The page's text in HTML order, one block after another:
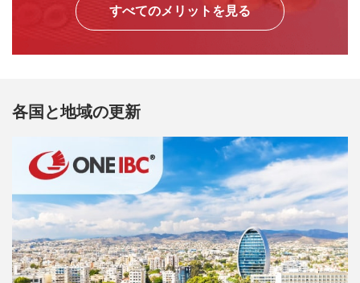
すべてのメリットを見る
各国と地域の更新